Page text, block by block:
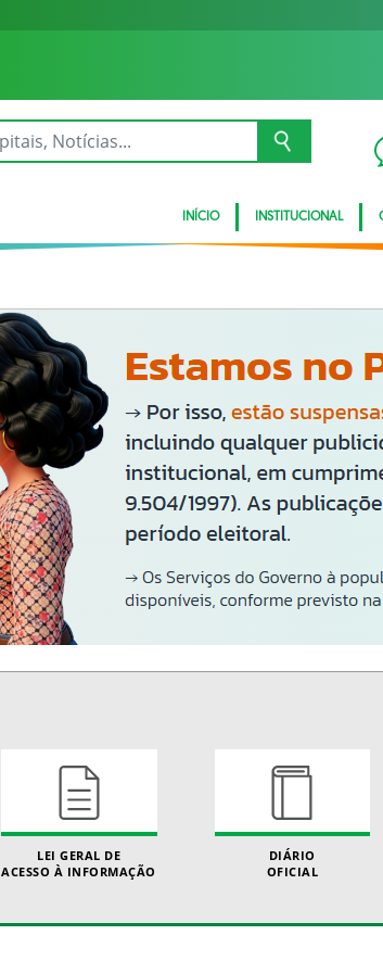
INÍCIO INSTITUCIONAL
LEI GERAL DE
ACESSO À INFORMAÇÃO
DIÁRIO
OFICIAL